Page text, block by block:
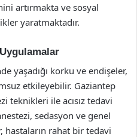
artırmakta ve sosyal
yaratmaktadır.
yaşadığı korku ve endişeler,
etkileyebilir. Gaziantep
teknikleri ile acısız tedavi
sedasyon ve genel
hastaların rahat bir tedavi